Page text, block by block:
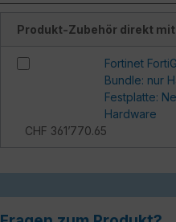
Produkt-Zubehör direkt
Fortinet
Bundle: nur
Festplatte:
Hardware
CHF 361’770.65